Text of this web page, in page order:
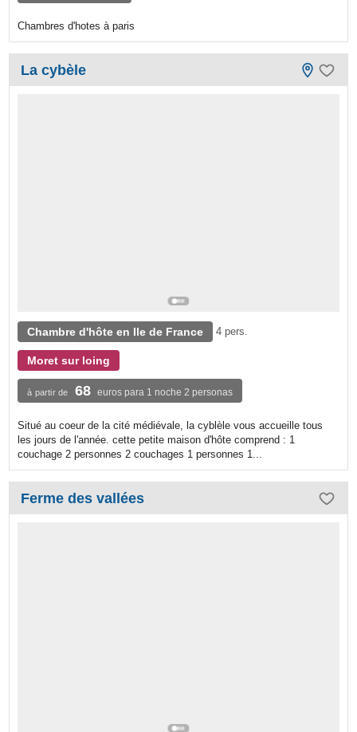
Chambres d'hotes à paris
La cybèle
Chambre d'hôte en Ile de France 4 pers.
Moret sur loing
à partir de 68 euros para 1 noche 2 personas
Situé au coeur de la cité médiévale, la cyblèle vous accueille tous
les jours de l'année. cette petite maison d'hôte comprend : 1
couchage 2 personnes 2 couchages 1 personnes 1...
Ferme des vallées